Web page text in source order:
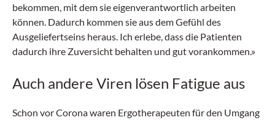
bekommen, mit dem sie eigenverantwortlich arbeiten
können. Dadurch kommen sie aus dem Gefühl des
Ausgeliefertseins heraus. Ich erlebe, dass die Patienten
dadurch ihre Zuversicht behalten und gut vorankommen.»
Auch andere Viren lösen Fatigue aus
Schon vor Corona waren Ergotherapeuten für den Umgang